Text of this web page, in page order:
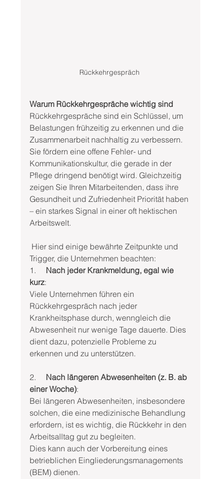
Rückkehrgespräch
Warum Rückkehrgespräche wichtig sind
Rückkehrgespräche sind ein Schlüssel, um
Belastungen frühzeitig zu erkennen und die
Zusammenarbeit nachhaltig zu verbessern.
Sie fördern eine offene Fehler- und
Kommunikationskultur, die gerade in der
Pflege dringend benötigt wird. Gleichzeitig
zeigen Sie Ihren Mitarbeitenden, dass ihre
Gesundheit und Zufriedenheit Priorität haben
– ein starkes Signal in einer oft hektischen
Arbeitswelt.
Hier sind einige bewährte Zeitpunkte und
Trigger, die Unternehmen beachten:
1. Nach jeder Krankmeldung, egal wie
kurz:
Viele Unternehmen führen ein
Rückkehrgespräch nach jeder
Krankheitsphase durch, wenngleich die
Abwesenheit nur wenige Tage dauerte. Dies
dient dazu, potenzielle Probleme zu
erkennen und zu unterstützen.
2. Nach längeren Abwesenheiten (z. B. ab
einer Woche):
Bei längeren Abwesenheiten, insbesondere
solchen, die eine medizinische Behandlung
erfordern, ist es wichtig, die Rückkehr in den
Arbeitsalltag gut zu begleiten.
Dies kann auch der Vorbereitung eines
betrieblichen Eingliederungsmanagements
(BEM) dienen.